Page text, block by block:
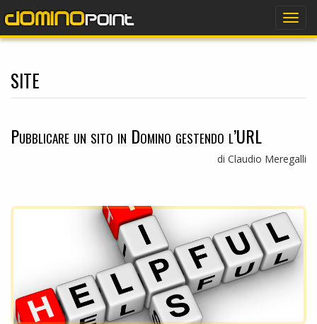
site
Pubblicare un sito in Domino gestendo l’URL
di Claudio Meregalli